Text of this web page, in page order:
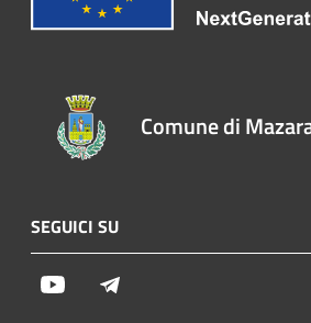
Comune di
SEGUICI SU
Youtube